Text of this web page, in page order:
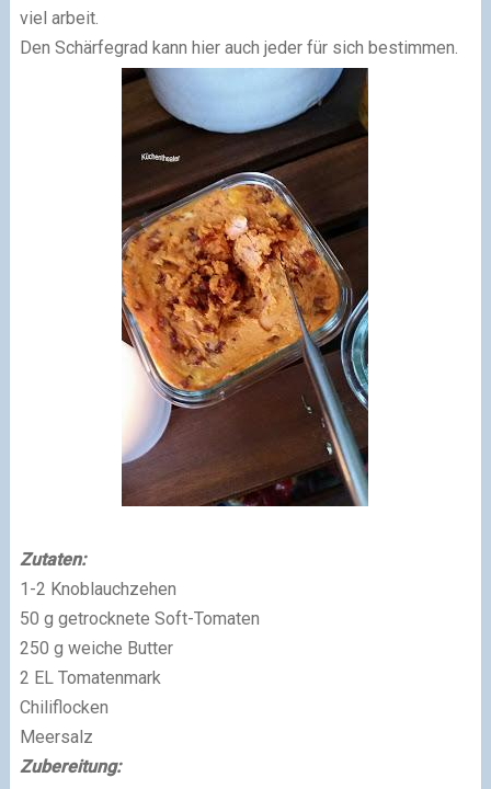
viel arbeit.
Den Schärfegrad kann hier auch jeder für sich bestimmen.
Zutaten:
1-2 Knoblauchzehen
50 g getrocknete Soft-Tomaten
250 g weiche Butter
2 EL Tomatenmark
Chiliflocken
Meersalz
Zubereitung: